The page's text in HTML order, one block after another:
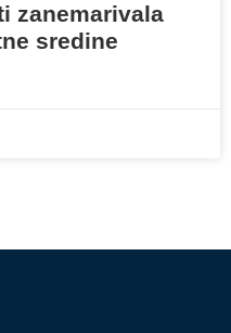
zanemarivala
sredine